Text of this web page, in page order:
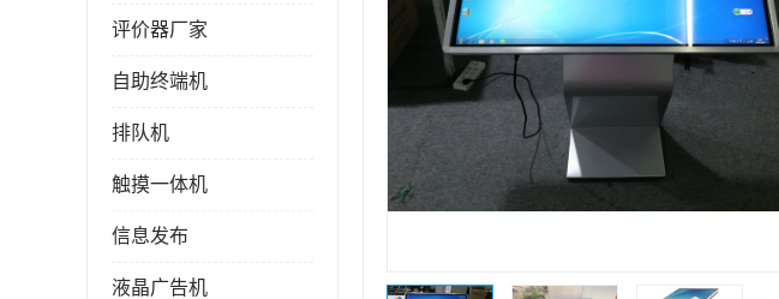
评价器厂家
自助终端机
排队机
触摸一体机
信息发布
液晶广告机